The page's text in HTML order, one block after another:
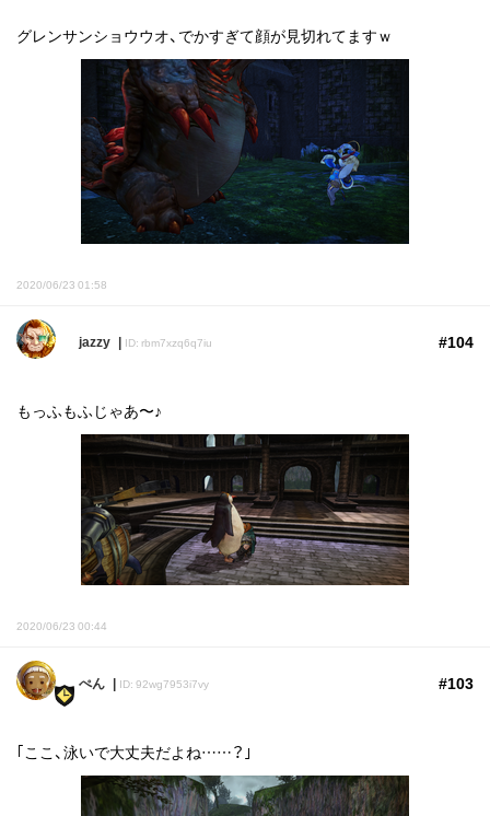
グレンサンショウウオ、でかすぎて顔が見切れてますｗ
2020/06/23 01:58
jazzy ID: rbm7xzq6q7iu #104
もっふもふじゃあ〜♪
2020/06/23 00:44
ぺん ID: 92wg7953i7vy #103
｢ここ、泳いで大丈夫だよね……？｣